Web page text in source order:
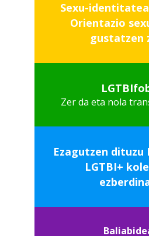
Sexu-
Orientazio
gustatzen
Zer da eta nola
Ezagutzen
LGTBI+